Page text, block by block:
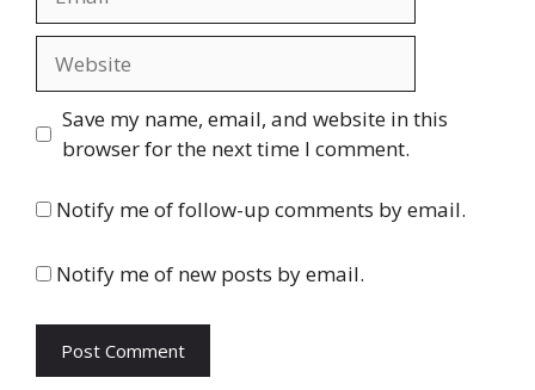
Save my name, email, and website in this
browser for the next time I comment.
Notify me of follow-up comments by email.
Notify me of new posts by email.